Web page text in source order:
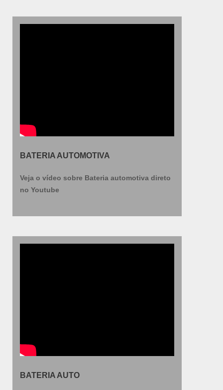
BATERIA AUTOMOTIVA
Veja o vídeo sobre Bateria automotiva direto
no Youtube
BATERIA AUTO